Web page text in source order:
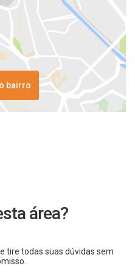
bairro
área?
tire todas suas dúvidas sem